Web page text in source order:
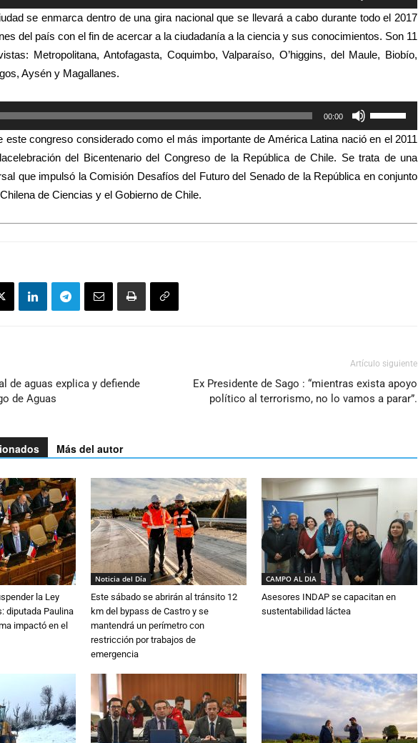
las
teclas
de
flecha
para
aumentar
o
disminuir
el
se enmarca dentro de una gira nacional que se llevará a cabo durante todo el 2017
del país con el fin de acercar a la ciudadanía a la ciencia y sus conocimientos. Son 11
Metropolitana, Antofagasta, Coquimbo, Valparaíso, O’higgins, del Maule, Biobío,
Aysén y Magallanes.
00:00
las
teclas
de
flecha
para
este congreso considerado como el más importante de América Latina nació en el 2011
celebración del Bicentenario del Congreso de la República de Chile. Se trata de una
que impulsó la Comisión Desafíos del Futuro del Senado de la República en conjunto
de Ciencias y el Gobierno de Chile.
de aguas explica y defiende
de Aguas
Artículo siguiente
Ex Presidente de Sago : “mientras exista apoyo
político al terrorismo, no lo vamos a parar”.
Más del autor
la Ley
diputada Paulina
impactó en el
Noticia del Día
Este sábado se abrirán al tránsito 12
km del bypass de Castro y se
mantendrá un perímetro con
restricción por trabajos de
emergencia
CAMPO AL DIA
Asesores INDAP se capacitan en
sustentabilidad láctea